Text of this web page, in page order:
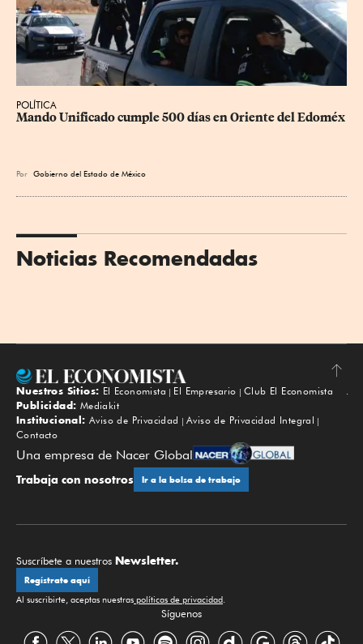
POLÍTICA
Mando Unificado cumple 500 días en Oriente del Edoméx
Por Gobierno del Estado de México
Noticias Recomendadas
Subir
Nuestros Sitios: El Economista El Empresario
Club El Economista
Publicidad: Mediakit
Institucional: Aviso de Privacidad
Aviso de Privacidad Integral
Contacto
Una empresa de Nacer Global
Trabaja con nosotros Ir a la bolsa de trabajo
Suscríbete a nuestros Newsletter.
Regístrate aquí
Al suscribirte, aceptas nuestras políticas de privacidad.
Síguenos